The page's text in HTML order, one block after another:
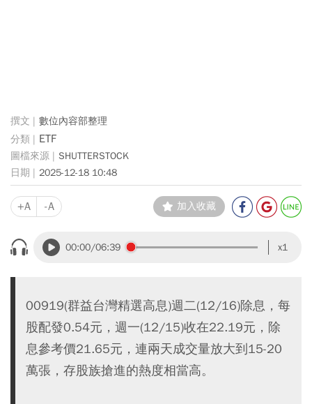
數位內容部整理
ETF
SHUTTERSTOCK
2025-12-18 10:48
+A -A 加入收藏
00:00/06:39 x1
00919(群益台灣精選高息)週二(12/16)除息，每
股配發0.54元，週一(12/15)收在22.19元，除
息參考價21.65元，連兩天成交量放大到15-20
萬張，存股族搶進的熱度相當高。